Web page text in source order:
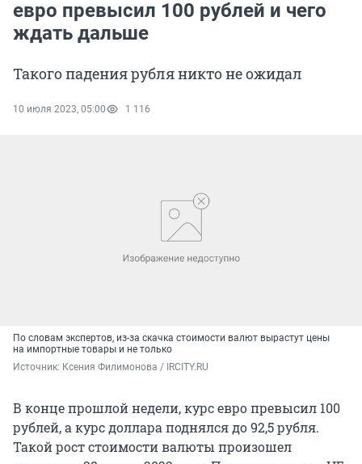
евро превысил 100 рублей и чего
ждать дальше
Такого падения рубля никто не ожидал
10 июля 2023, 05:00 1 116
По словам экспертов, из-за скачка стоимости валют вырастут цены
на импортные товары и не только
Источник: Ксения Филимонова / IRCITY.RU
В конце прошлой недели, курс евро превысил 100
рублей, а курс доллара поднялся до 92,5 рубля.
Такой рост стоимости валюты произошел